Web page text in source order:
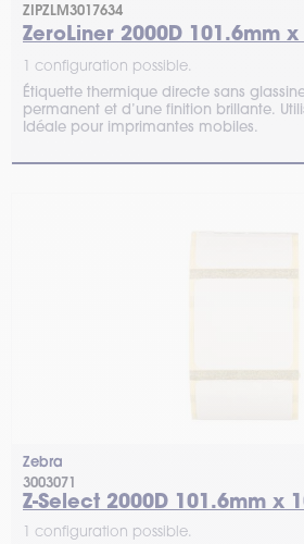
ZIPZLM3017634
ZeroLiner 2000D 101.6mm x
1 configuration possible.
Étiquette thermique directe sans
permanent et d’une finition brillante.
Idéale pour imprimantes mobiles.
Zebra
3003071
Z-Select 2000D 101.6mm x
1 configuration possible.